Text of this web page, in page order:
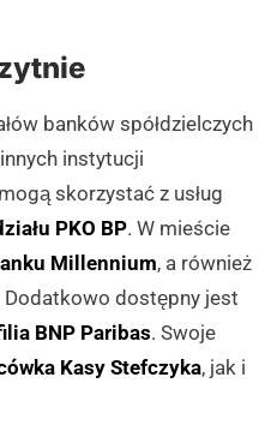
banków spółdzielczych
instytucji
skorzystać z usług
PKO BP. W mieście
Millennium, a również
Dodatkowo dostępny jest
BNP Paribas. Swoje
Kasy Stefczyka, jak i